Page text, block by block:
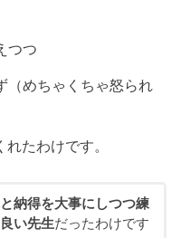
つつ
（めちゃくちゃ怒られ
たわけです。
納得を大事にしつつ練
い先生だったわけです